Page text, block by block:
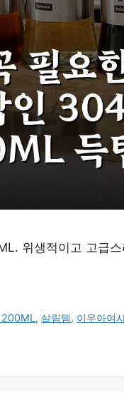
위생적이고 고급
200ML,살림템, 이우아여